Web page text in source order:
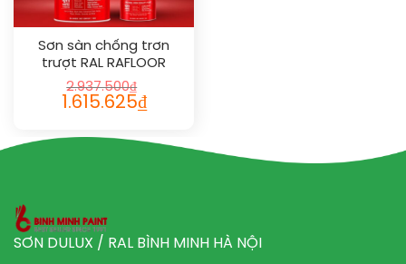
Sơn sàn chống trơn
trượt RAL RAFLOOR
ANTI-SLIP 1024
2.937.500₫
1.615.625₫
SƠN DULUX / RAL BÌNH MINH HÀ NỘI